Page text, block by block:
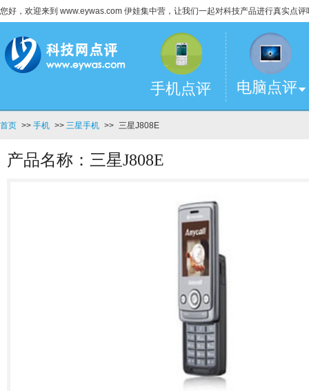
您好，欢迎来到 www.eywas.com 伊娃集中营，让我们一起对科技产品进行真实点评
手机点评 电脑点评
首页 >> 手机 >> 三星手机 >> 三星J808E
产品名称：三星J808E